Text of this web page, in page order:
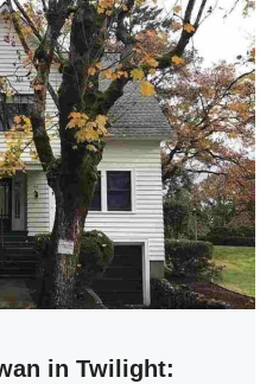
in Twilight: